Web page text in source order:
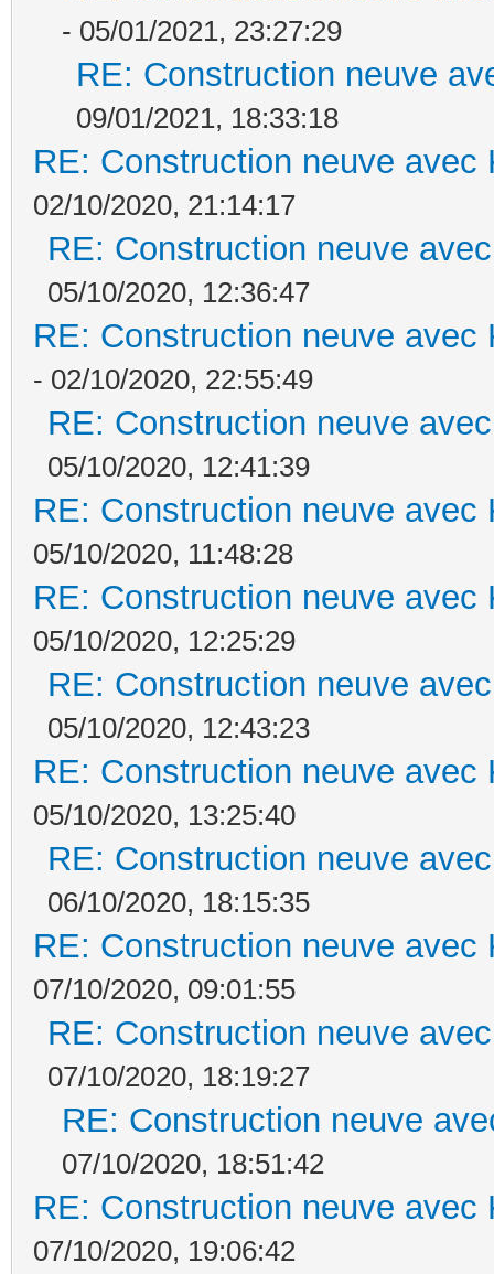
- 05/01/2021, 23:27:29
RE: Construction neuve
09/01/2021, 18:33:18
RE: Construction neuve avec
02/10/2020, 21:14:17
RE: Construction neuve
05/10/2020, 12:36:47
RE: Construction neuve avec
- 02/10/2020, 22:55:49
RE: Construction neuve
05/10/2020, 12:41:39
RE: Construction neuve avec
05/10/2020, 11:48:28
RE: Construction neuve avec
05/10/2020, 12:25:29
RE: Construction neuve
05/10/2020, 12:43:23
RE: Construction neuve avec
05/10/2020, 13:25:40
RE: Construction neuve
06/10/2020, 18:15:35
RE: Construction neuve avec
07/10/2020, 09:01:55
RE: Construction neuve
07/10/2020, 18:19:27
RE: Construction neuve
07/10/2020, 18:51:42
RE: Construction neuve avec
07/10/2020, 19:06:42